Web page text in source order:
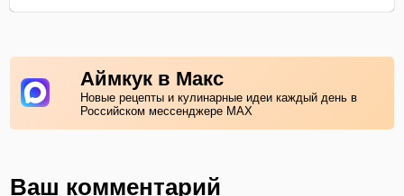
Аймкук в Макс
Новые рецепты и кулинарные идеи каждый день в
Российском мессенджере MAX
Ваш комментарий